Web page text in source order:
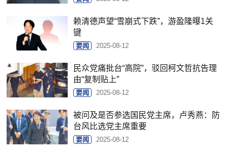
赖清德声望“雪崩式下跌”，游盈隆曝1关
键
要闻 2025-08-12
民众党痛批台“高院”，驳回柯文哲抗告理
由“复制贴上”
要闻 2025-08-12
被问及是否参选国民党主席，卢秀燕：防
台风比选党主席重要
要闻 2025-08-12